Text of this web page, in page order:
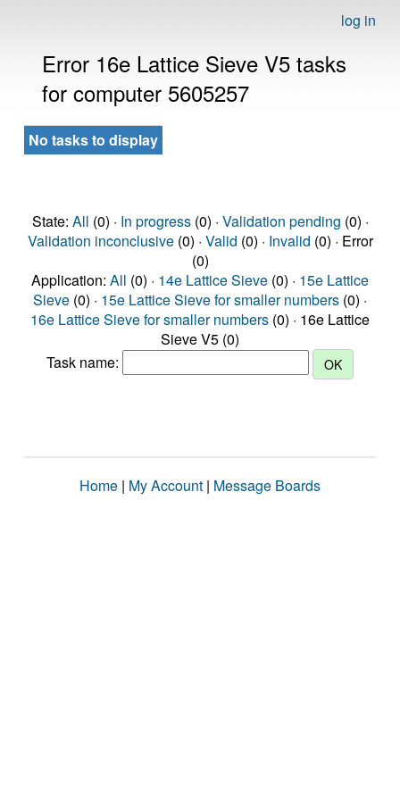
log in
Error 16e Lattice Sieve V5 tasks
for computer 5605257
No tasks to display
State: All (0) · In progress(0) · Validation pending (0) ·
Validation inconclusive(0) · Valid (0) · Invalid (0) · Error
(0)
Application: All (0) · 14e Lattice Sieve (0) · 15e Lattice
Sieve (0) · 15e Lattice Sieve for smaller numbers (0) ·
16e Lattice Sieve for smaller numbers (0) · 16e Lattice
Sieve V5 (0)
Task name:
Home | My Account | Message Boards